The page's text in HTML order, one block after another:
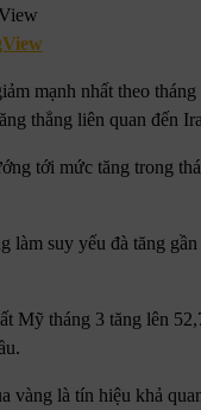
mạnh nhất theo
thẳng liên quan đến
tới mức tăng trong
suy yếu đà tăng
tháng 3 tăng lên
vàng là tín hiệu khả